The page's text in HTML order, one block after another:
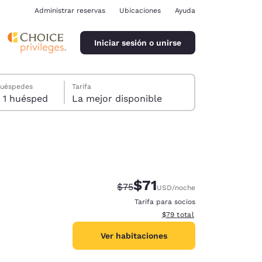
Administrar reservas Ubicaciones Ayuda
Iniciar sesión o unirse
1 habitación, 1 huésped
Tarifa
La mejor disponible
Tarifa tachada:
$75Tarifa reducida:
$71USD/noche
Tarifa para socios
Ver detalles totales
$79 total
Ver habitaciones